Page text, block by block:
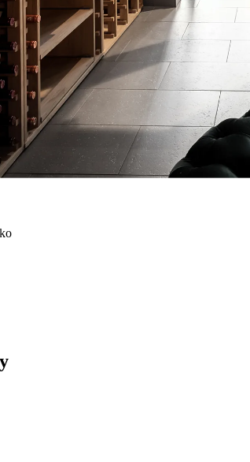
v Hammarby Sjöstad ve Stockholmu